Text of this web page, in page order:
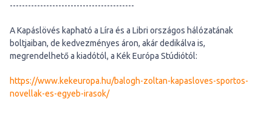
-----------------------------------------
A Kapáslövés kapható a Líra és a Libri országos hálózatának
boltjaiban, de kedvezményes áron, akár dedikálva is,
megrendelhető a kiadótól, a Kék Európa Stúdiótól:
https://www.kekeuropa.hu/balogh-zoltan-kapasloves-sportos-
novellak-es-egyeb-irasok/